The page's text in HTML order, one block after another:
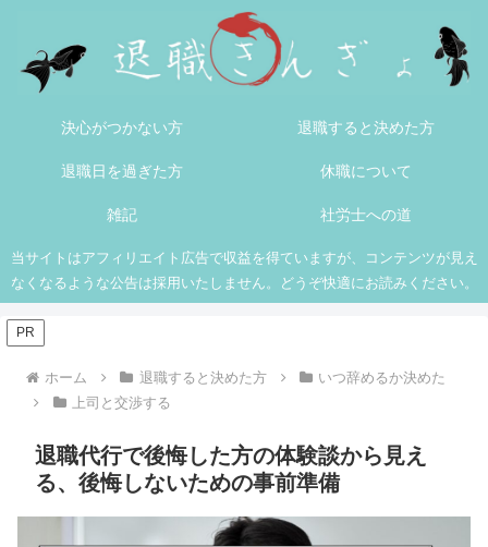
決心がつかない方 退職すると決めた方
退職日を過ぎた方 休職について
雑記 社労士への道
当サイトはアフィリエイト広告で収益を得ていますが、コンテンツが見え
なくなるような公告は採用いたしません。どうぞ快適にお読みください。
PR
ホーム 退職すると決めた方
いつ辞めるか決めた
上司と交渉する
退職代行で後悔した方の体験談から見え
る、後悔しないための事前準備